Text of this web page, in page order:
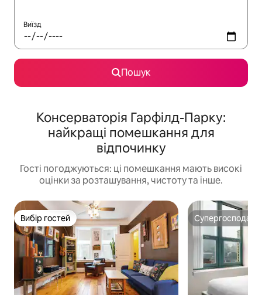
Виїзд
Пошук
Консерваторія Гарфілд-Парку:
найкращі помешкання для
відпочинку
Гості погоджуються: ці помешкання мають високі
оцінки за розташування, чистоту та інше.
Вибір гостей
Вибір гостей Супергосподар
Супергосподар